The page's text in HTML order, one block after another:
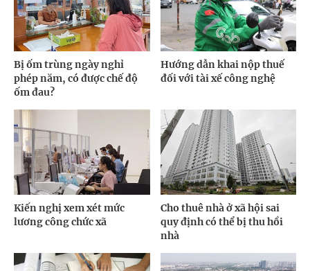
Bị ốm trùng ngày nghỉ
phép năm, có được chế độ
ốm đau?
Hướng dẫn khai nộp thuế
đối với tài xế công nghệ
Kiến nghị xem xét mức
lương công chức xã
Cho thuê nhà ở xã hội sai
quy định có thể bị thu hồi
nhà